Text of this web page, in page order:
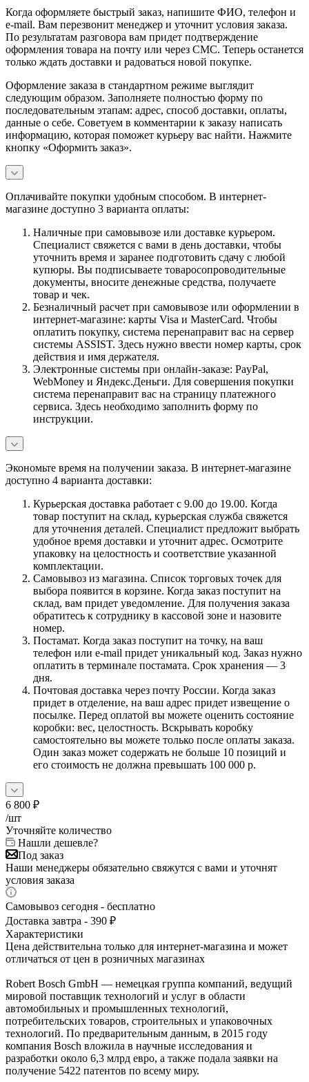
Когда оформляете быстрый заказ, напишите ФИО, телефон и
e-mail. Вам перезвонит менеджер и уточнит условия заказа.
По результатам разговора вам придет подтверждение
оформления товара на почту или через СМС. Теперь останется
только ждать доставки и радоваться новой покупке.
Оформление заказа в стандартном режиме выглядит
следующим образом. Заполняете полностью форму по
последовательным этапам: адрес, способ доставки, оплаты,
данные о себе. Советуем в комментарии к заказу написать
информацию, которая поможет курьеру вас найти. Нажмите
кнопку «Оформить заказ».
Оплачивайте покупки удобным способом. В интернет-
магазине доступно 3 варианта оплаты:
Наличные при самовывозе или доставке курьером.
Специалист свяжется с вами в день доставки, чтобы
уточнить время и заранее подготовить сдачу с любой
купюры. Вы подписываете товаросопроводительные
документы, вносите денежные средства, получаете
товар и чек.
Безналичный расчет при самовывозе или оформлении в
интернет-магазине: карты Visa и MasterCard. Чтобы
оплатить покупку, система перенаправит вас на сервер
системы ASSIST. Здесь нужно ввести номер карты, срок
действия и имя держателя.
Электронные системы при онлайн-заказе: PayPal,
WebMoney и Яндекс.Деньги. Для совершения покупки
система перенаправит вас на страницу платежного
сервиса. Здесь необходимо заполнить форму по
инструкции.
Экономьте время на получении заказа. В интернет-магазине
доступно 4 варианта доставки:
Курьерская доставка работает с 9.00 до 19.00. Когда
товар поступит на склад, курьерская служба свяжется
для уточнения деталей. Специалист предложит выбрать
удобное время доставки и уточнит адрес. Осмотрите
упаковку на целостность и соответствие указанной
комплектации.
Самовывоз из магазина. Список торговых точек для
выбора появится в корзине. Когда заказ поступит на
склад, вам придет уведомление. Для получения заказа
обратитесь к сотруднику в кассовой зоне и назовите
номер.
Постамат. Когда заказ поступит на точку, на ваш
телефон или e-mail придет уникальный код. Заказ нужно
оплатить в терминале постамата. Срок хранения — 3
дня.
Почтовая доставка через почту России. Когда заказ
придет в отделение, на ваш адрес придет извещение о
посылке. Перед оплатой вы можете оценить состояние
коробки: вес, целостность. Вскрывать коробку
самостоятельно вы можете только после оплаты заказа.
Один заказ может содержать не больше 10 позиций и
его стоимость не должна превышать 100 000 р.
6 800 ₽
/шт
Уточняйте количество
Нашли дешевле?
Под заказ
Наши менеджеры обязательно свяжутся с вами и уточнят
условия заказа
Самовывоз сегодня - бесплатно
Доставка завтра - 390 ₽
Характеристики
Цена действительна только для интернет-магазина и может
отличаться от цен в розничных магазинах
Robert Bosch GmbH — немецкая группа компаний, ведущий
мировой поставщик технологий и услуг в области
автомобильных и промышленных технологий,
потребительских товаров, строительных и упаковочных
технологий. По предварительным данным, в 2015 году
компания Bosch вложила в научные исследования и
разработки около 6,3 млрд евро, а также подала заявки на
получение 5422 патентов по всему миру.